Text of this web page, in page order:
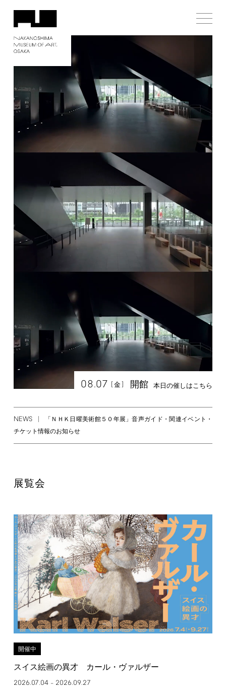
08.07 [金] 開館 本日の催しはこちら
NEWS
「ＮＨＫ日曜美術館５０年展」音声ガイド・関連イベント・
チケット情報のお知らせ
展覧会
開催中
スイス絵画の異才 カール・ヴァルザー
2026.07.04– 2026.09.27